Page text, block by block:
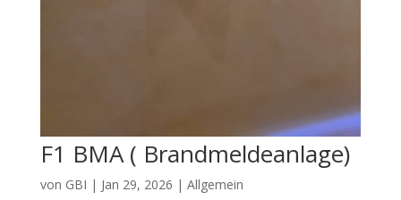
F1 BMA ( Brandmeldeanlage)
von GBI | Jan 29, 2026 | Allgemein